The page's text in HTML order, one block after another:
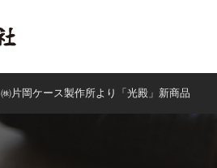
㈱片岡ケース製作所より「光殿」新商品